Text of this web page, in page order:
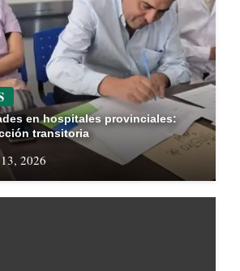
en hospitales provinciales:
transitoria
2026